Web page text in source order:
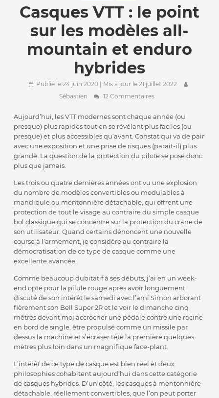
Casques VTT : le point
sur les modèles all-
mountain et enduro
hybrides
Publié le 24 juin 2020| Mis à jour le 21 juillet 2022
Sébastien
12 Commentaires
Aujourd’hui, les VTT modernes sont chaque année (ou
presque) plus rapides tout en se révélant plus faciles (ou
presque) et plus accessibles qu’avant. Constat qui va de pair
avec une exposition et une prise de risques (parait-il) plus
grande. La question de la protection du pilote se pose donc
plus que jamais.
Les trois ou quatre dernières années ont vu une explosion
du nombre de modèles convertibles ou modulables à
mandibule ou mentonnière détachable, qui offrent une
protection de tout le visage au contraire du simple casque
bol classique qui se concentre sur la protection du crâne de
son utilisateur. Quand certains dénoncent une nouvelle
course à l’armement, je considère au contraire la
démocratisation de ce type de casque comme une
excellente avancée.
Comme beaucoup dubitatif à ses débuts, j’ai en un week-
end opté pour la pilule rouge après avoir longuement
discuté de son intérêt le samedi avec l’ami Simon arborant
fièrement son Bell Super 2R et le voir le dimanche cinq
mètres devant moi accrocher une pédale contre une racine
en bord de single, être propulsé comme un missile par
dessus la machine et s’écraser tête la première quelques
mètres plus loin dans un magnifique face-plant.
L’intérêt de ce type de casque est bien réel et deux
philosophies cohabitent aujourd’hui dans cette catégorie
de casques hybrides. D’un côté, les casques à mentonnière
détachable, réellement convertibles, que l’on peut porter